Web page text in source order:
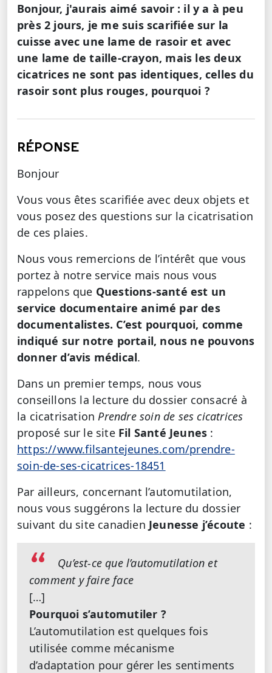
Bonjour, j'aurais aimé savoir : il y a à peu
près 2 jours, je me suis scarifiée sur la
cuisse avec une lame de rasoir et avec
une lame de taille-crayon, mais les deux
cicatrices ne sont pas identiques, celles du
rasoir sont plus rouges, pourquoi ?
RÉPONSE
Bonjour
Vous vous êtes scarifiée avec deux objets et
vous posez des questions sur la cicatrisation
de ces plaies.
Nous vous remercions de l’intérêt que vous
portez à notre service mais nous vous
rappelons que Questions-santé est un
service documentaire animé par des
documentalistes. C’est pourquoi, comme
indiqué sur notre portail, nous ne pouvons
donner d’avis médical.
Dans un premier temps, nous vous
conseillons la lecture du dossier consacré à
la cicatrisation Prendre soin de ses cicatrices
proposé sur le site Fil Santé Jeunes :
https://www.filsantejeunes.com/prendre-
soin-de-ses-cicatrices-18451
Par ailleurs, concernant l’automutilation,
nous vous suggérons la lecture du dossier
suivant du site canadien Jeunesse j’écoute :
Qu’est-ce que l’automutilation et
comment y faire face
[…]
Pourquoi s’automutiler ?
L’automutilation est quelques fois
utilisée comme mécanisme
d’adaptation pour gérer les sentiments